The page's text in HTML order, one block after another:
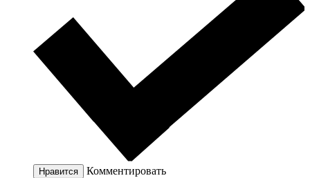
Нравится Комментировать